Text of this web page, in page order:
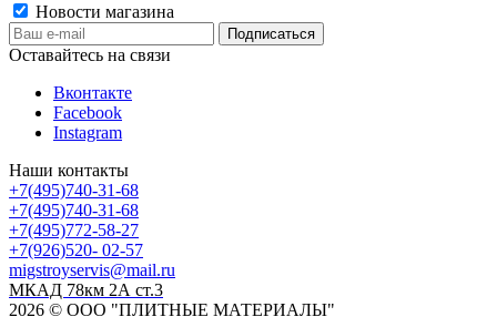
Новости магазина
Оставайтесь на связи
Вконтакте
Facebook
Instagram
Наши контакты
+7(495)740-31-68
+7(495)740-31-68
+7(495)772-58-27
+7(926)520- 02-57
migstroyservis@mail.ru
МКАД 78км 2А ст.3
2026 © ООО "ПЛИТНЫЕ МАТЕРИАЛЫ"